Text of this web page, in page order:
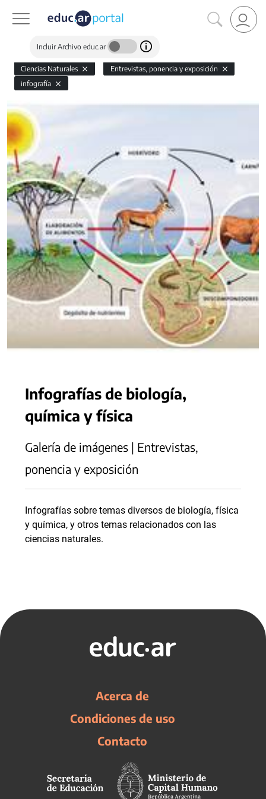
Incluir Archivo educ.ar
Ciencias Naturales
Entrevistas, ponencia y exposición
infografía
Infografías de biología,
química y física
Galería de imágenes | Entrevistas,
ponencia y exposición
Infografías sobre temas diversos de biología, física
y química, y otros temas relacionados con las
ciencias naturales.
Acerca de
Condiciones de uso
Contacto